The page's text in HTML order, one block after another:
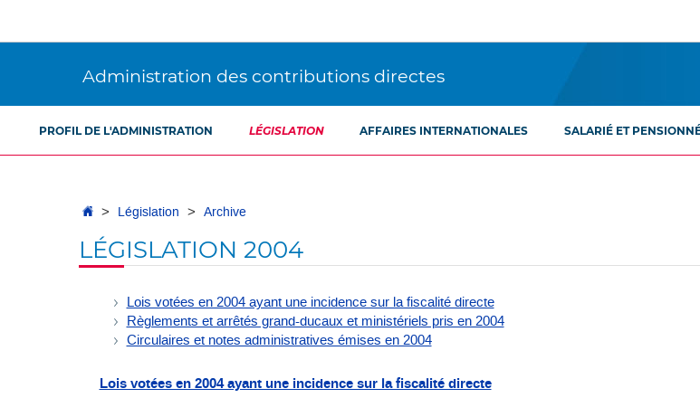
Administration des contributions directes
PROFIL DE L'ADMINISTRATION LÉGISLATION AFFAIRES INTERNATIONALES SALARIÉ ET
AccueilLégislation Archive
LÉGISLATION 2004
Lois votées en 2004 ayant une incidence sur la fiscalité directe
Règlements et arrêtés grand-ducaux et ministériels pris en 2004
Circulaires et notes administratives émises en 2004
Lois votées en 2004 ayant une incidence sur la fiscalité directe